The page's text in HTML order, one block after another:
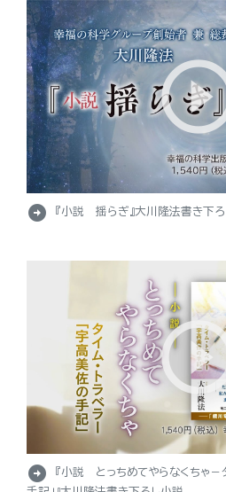
arrow_circle_right 『小説 揺らぎ』大川隆法書き下
arrow_circle_right
『小説 とっちめてやらなくちゃ－